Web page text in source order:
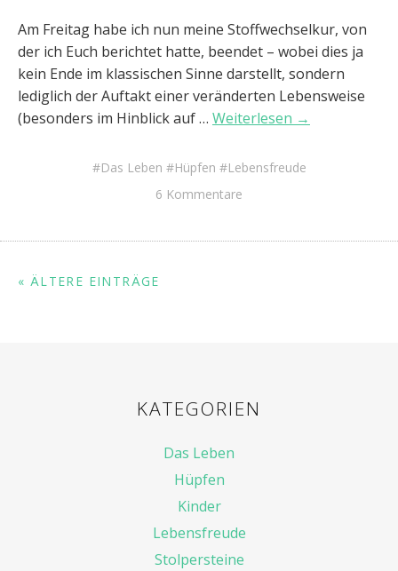
Am Freitag habe ich nun meine Stoffwechselkur, von
der ich Euch berichtet hatte, beendet – wobei dies ja
kein Ende im klassischen Sinne darstellt, sondern
lediglich der Auftakt einer veränderten Lebensweise
(besonders im Hinblick auf … Weiterlesen →
Das Leben Hüpfen
Lebensfreude
6 Kommentare
« ÄLTERE EINTRÄGE
KATEGORIEN
Das Leben
Hüpfen
Kinder
Lebensfreude
Stolpersteine